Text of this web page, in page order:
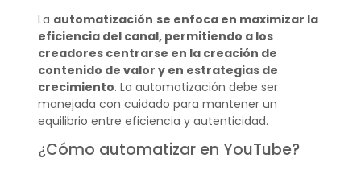
La automatización se enfoca en maximizar la
eficiencia del canal, permitiendo a los
creadores centrarse en la creación de
contenido de valor y en estrategias de
crecimiento. La automatización debe ser
manejada con cuidado para mantener un
equilibrio entre eficiencia y autenticidad.
¿Cómo automatizar en YouTube?